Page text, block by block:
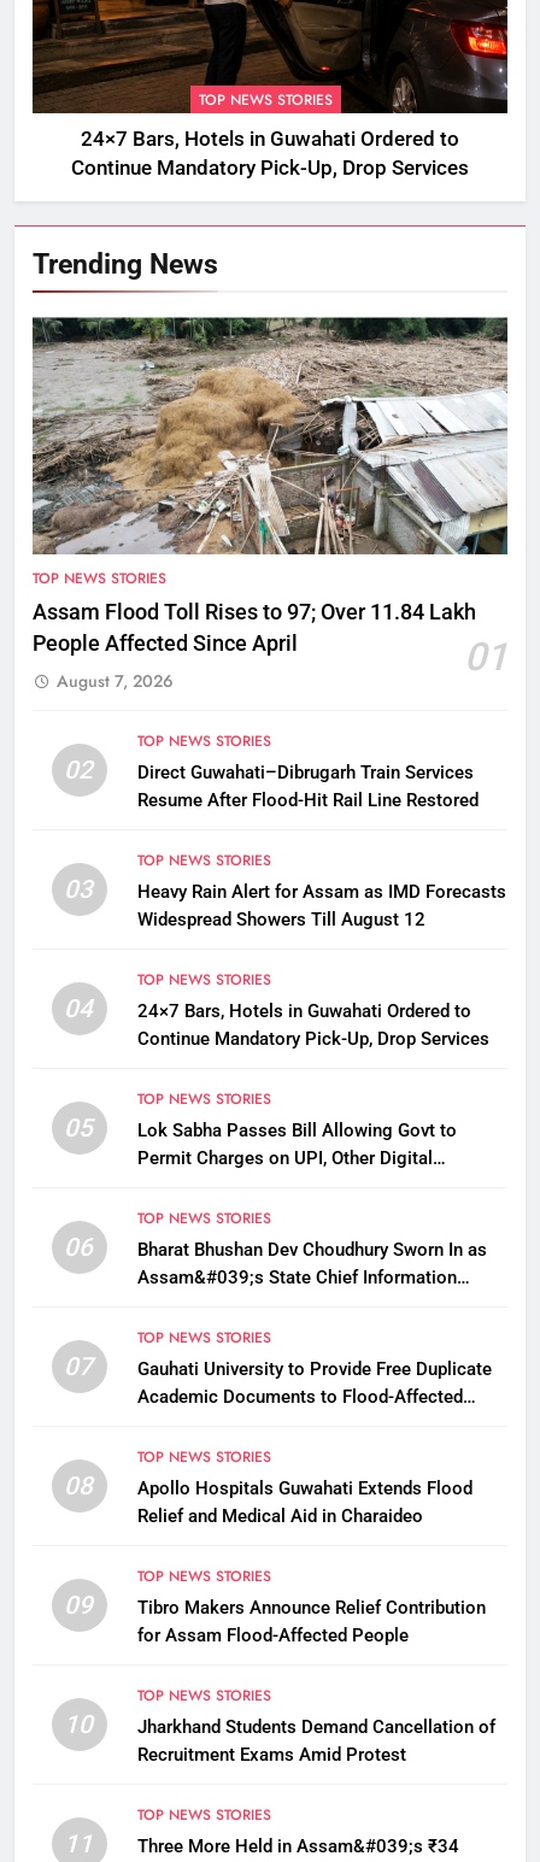
TOP NEWS STORIES
24×7 Bars, Hotels in Guwahati Ordered to
Continue Mandatory Pick-Up, Drop Services
Trending News
TOP NEWS STORIES
Assam Flood Toll Rises to 97; Over 11.84 Lakh
People Affected Since April
01
August 7, 2026
02
TOP NEWS STORIES
Direct Guwahati–Dibrugarh Train Services
Resume After Flood-Hit Rail Line Restored
03
TOP NEWS STORIES
Heavy Rain Alert for Assam as IMD Forecasts
Widespread Showers Till August 12
04
TOP NEWS STORIES
24×7 Bars, Hotels in Guwahati Ordered to
Continue Mandatory Pick-Up, Drop Services
05
TOP NEWS STORIES
Lok Sabha Passes Bill Allowing Govt to
Permit Charges on UPI, Other Digital
06
TOP NEWS STORIES
Bharat Bhushan Dev Choudhury Sworn In as
Assam&#039;s State Chief Information
07
TOP NEWS STORIES
Gauhati University to Provide Free Duplicate
Academic Documents to Flood-Affected
08
TOP NEWS STORIES
Apollo Hospitals Guwahati Extends Flood
Relief and Medical Aid in Charaideo
09
TOP NEWS STORIES
Tibro Makers Announce Relief Contribution
for Assam Flood-Affected People
10
TOP NEWS STORIES
Jharkhand Students Demand Cancellation of
Recruitment Exams Amid Protest
11
TOP NEWS STORIES
Three More Held in Assam&#039;s ₹34